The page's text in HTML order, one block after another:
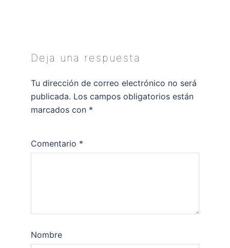
Deja una respuesta
Tu dirección de correo electrónico no será
publicada. Los campos obligatorios están
marcados con *
Comentario *
Nombre